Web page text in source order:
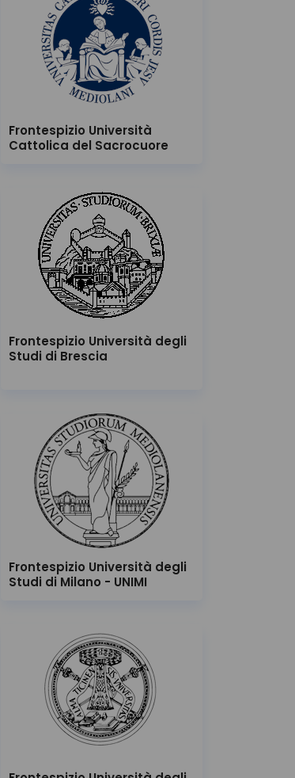
Frontespizio Università
Cattolica del Sacrocuore
Frontespizio Università degli
Studi di Brescia
Frontespizio Università degli
Studi di Milano - UNIMI